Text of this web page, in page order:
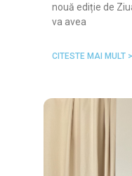
nouă ediție de
va avea
CITESTE MAI MULT >